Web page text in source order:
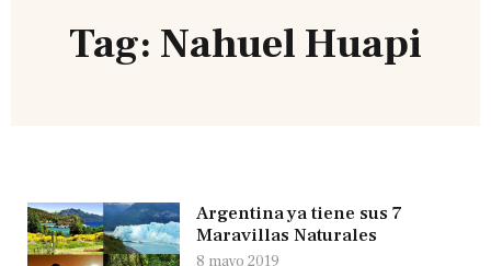
Tag: Nahuel Huapi
Argentina ya tiene sus 7
Maravillas Naturales
8 mayo 2019